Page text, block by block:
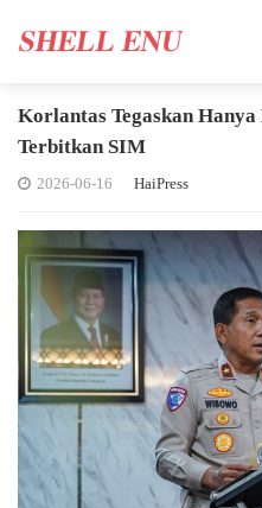
Korlantas Tegaskan
Terbitkan SIM
2026-06-16 HaiPress